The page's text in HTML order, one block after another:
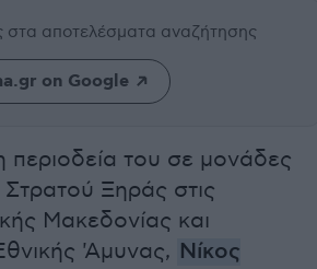
στα αποτελέσματα αναζήτησης
on Google
του σε μονάδες
Στρατού Ξηράς στις
Μακεδονίας και
'Αμυνας, Νίκος